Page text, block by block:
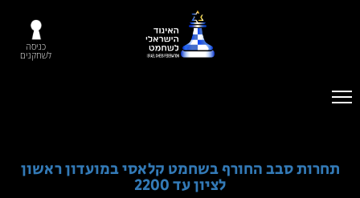
כניסה
לשחקנים
תחרות סבב החורף בשחמט קלאסי במועדון ראשון
לציון עד 2200